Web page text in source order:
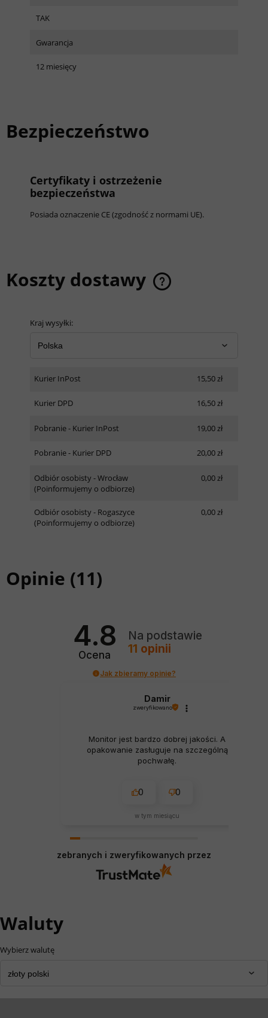
TAK
Gwarancja
12 miesięcy
Bezpieczeństwo
Certyfikaty i ostrzeżenie
bezpieczeństwa
Posiada oznaczenie CE (zgodność z normami UE).
Koszty dostawy
Kraj wysyłki:
Kurier InPost 15,50 zł
Kurier DPD 16,50 zł
Pobranie - Kurier InPost 19,00 zł
Pobranie - Kurier DPD 20,00 zł
Odbiór osobisty - Wrocław
(Poinformujemy o odbiorze)
0,00 zł
Odbiór osobisty - Rogaszyce
(Poinformujemy o odbiorze)
0,00 zł
Opinie (11)
4.8
Ocena
Na podstawie
11 opinii
Jak zbieramy opinie?
Damir
zweryfikowano
Monitor jest bardzo dobrej jakości. A
opakowanie zasługuje na szczególną
pochwałę.
0 0
w tym miesiącu
zebranych i zweryfikowanych przez
Waluty
Wybierz walutę